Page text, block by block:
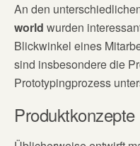
An den
world wurden
Blickwinkel eines
sind insbesondere die
Prototypingprozess
Produktkonzepte